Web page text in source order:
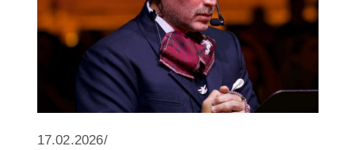
17.02.2026/